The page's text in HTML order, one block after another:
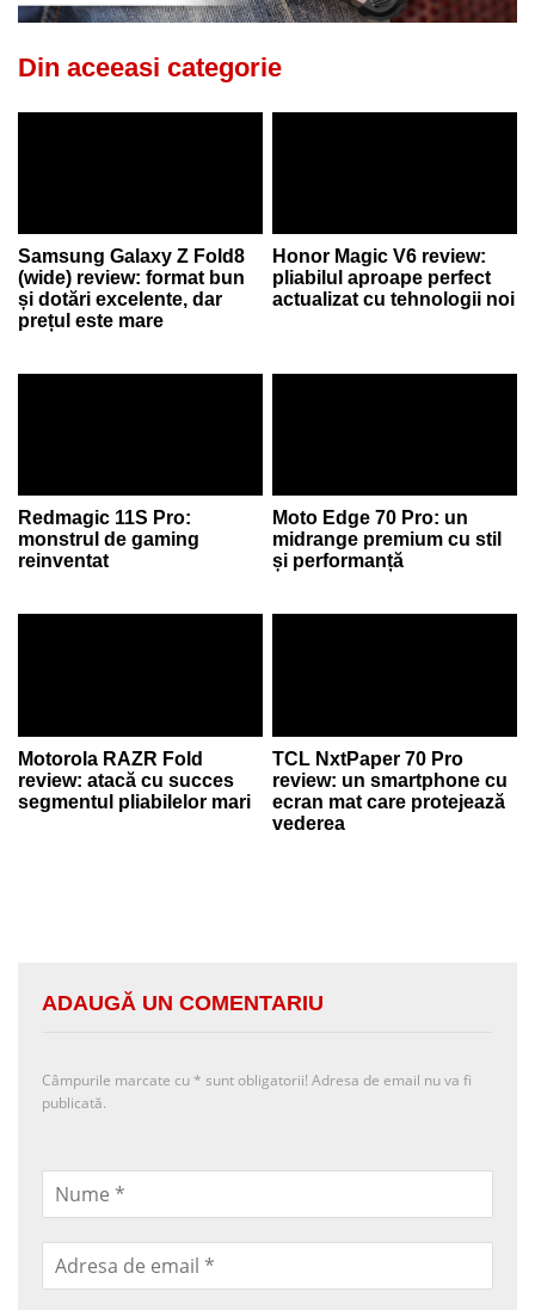
Din aceeasi categorie
Samsung Galaxy Z Fold8
(wide) review: format bun
și dotări excelente, dar
prețul este mare
Honor Magic V6 review:
pliabilul aproape perfect
actualizat cu tehnologii noi
Redmagic 11S Pro:
monstrul de gaming
reinventat
Moto Edge 70 Pro: un
midrange premium cu stil
și performanță
Motorola RAZR Fold
review: atacă cu succes
segmentul pliabilelor mari
TCL NxtPaper 70 Pro
review: un smartphone cu
ecran mat care protejează
vederea
ADAUGĂ UN COMENTARIU
Câmpurile marcate cu * sunt obligatorii! Adresa de email nu va fi
publicată.